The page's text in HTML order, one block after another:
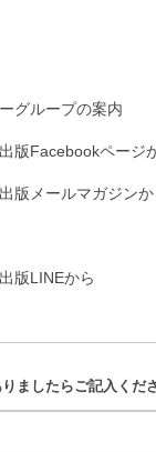
グループの案内
版Facebookページ
版メールマガジンか
版LINEから
ましたらご記入くださ